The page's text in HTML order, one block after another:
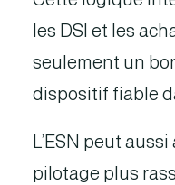
les DSI et les
seulement un
dispositif fiable
L’ESN peut
pilotage plus